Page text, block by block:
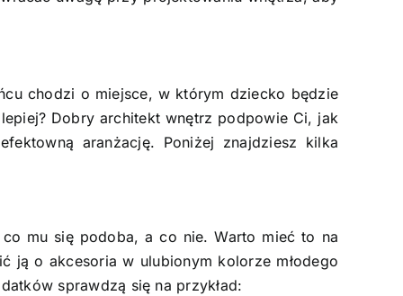
chodzi o miejsce, w którym dziecko będzie
Dobry architekt wnętrz podpowie Ci, jak
aranżację. Poniżej znajdziesz kilka
mu się podoba, a co nie. Warto mieć to na
ją o akcesoria w ulubionym kolorze młodego
sprawdzą się na przykład: